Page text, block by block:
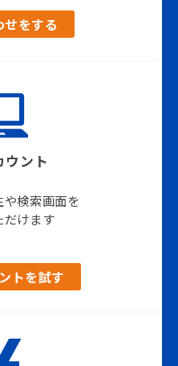
をする
ウント
検索画面を
だけます
トを試す